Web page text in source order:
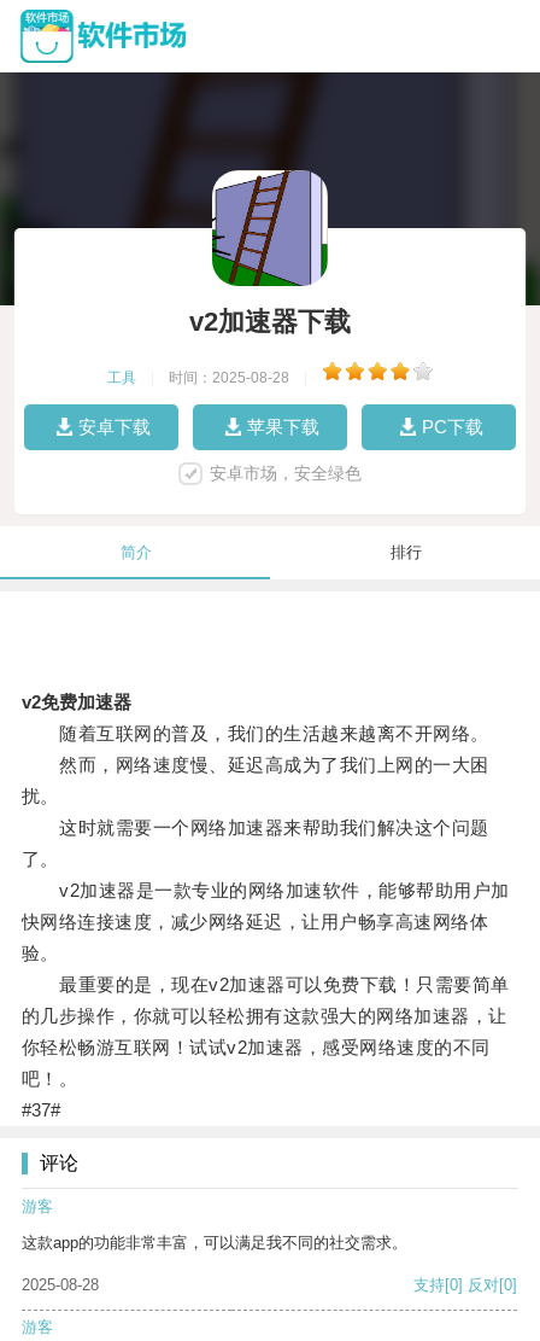
v2加速器下载
工具 时间：2025-08-28
安卓下载 苹果下载 PC下载
安卓市场，安全绿色
简介 排行
v2免费加速器
随着互联网的普及，我们的生活越来越离不开网络。
然而，网络速度慢、延迟高成为了我们上网的一大困
扰。
这时就需要一个网络加速器来帮助我们解决这个问题
了。
v2加速器是一款专业的网络加速软件，能够帮助用户加
快网络连接速度，减少网络延迟，让用户畅享高速网络体
验。
最重要的是，现在v2加速器可以免费下载！只需要简单
的几步操作，你就可以轻松拥有这款强大的网络加速器，让
你轻松畅游互联网！试试v2加速器，感受网络速度的不同
吧！。
#37#
评论
游客
这款app的功能非常丰富，可以满足我不同的社交需求。
2025-08-28 支持[0] 反对[0]
游客